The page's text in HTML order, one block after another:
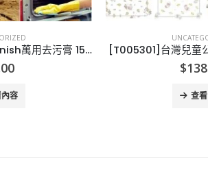
仔立體口罩 3-6歲
容
$
查